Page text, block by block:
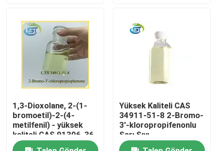
Ürünler
Hakkımızda
1,3-Dioxolane, 2-(1-
bromoetil)-2-(4-
metilfenil) - yüksek
kaliteli CAS 91306-36-
4
Yüksek Kaliteli CAS
34911-51-8 2-Bromo-
3'-kloropropifenonlu
Sarı Sıvı